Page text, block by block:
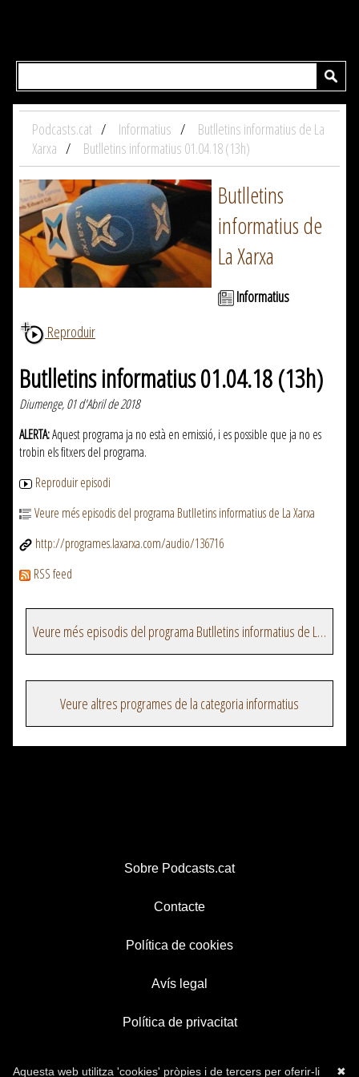
Podcasts.cat Informatius
Butlletins informatius de La
Xarxa
Butlletins informatius 01.04.18 (13h)
Butlletins
informatius de
La Xarxa
Informatius
Reproduir
Butlletins informatius 01.04.18 (13h)
Diumenge, 01 d'Abril de 2018
ALERTA:Aquest programa ja no està en emissió, i es possible que ja no es
trobin els fitxers del programa.
Reproduir episodi
Veure més episodis del programa Butlletins informatius de La Xarxa
http://programes.laxarxa.com/audio/136716
RSS feed
Veure més episodis del programa Butlletins informatius de La Xarxa
Veure altres programes de la categoria informatius
Sobre Podcasts.cat
Contacte
Política de cookies
Avís legal
Política de privacitat
✖
Aquesta web utilitza 'cookies' pròpies i de tercers per oferir-li